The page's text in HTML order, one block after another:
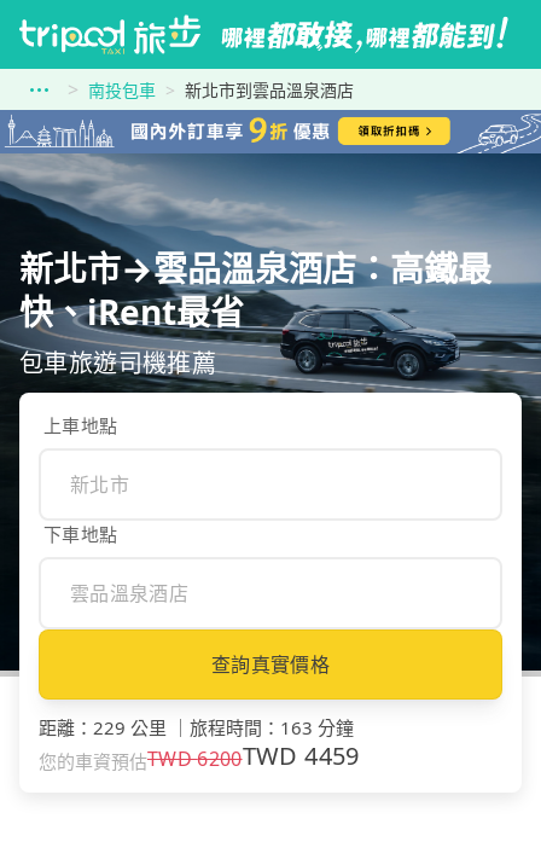
南投包車 新北市到雲品溫泉酒店
新北市→雲品溫泉酒店：高鐵最
快、iRent最省
包車旅遊司機推薦
上車地點
下車地點
查詢真實價格
距離 ： 229 公里 旅程時間 ： 163 分鐘
您的車資預估TWD6200TWD4459